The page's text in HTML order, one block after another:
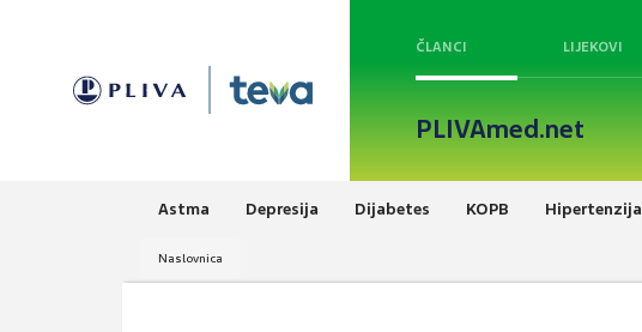
ČLANCI LIJEKOVI
PLIVAmed.net
Astma Depresija Dijabetes KOPB Hipertenzija
Naslovnica